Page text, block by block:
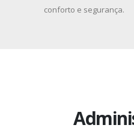
conforto e segurança.